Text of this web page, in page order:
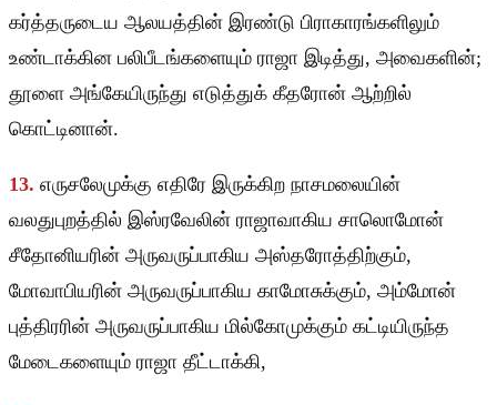
கர்த்தருடைய ஆலயத்தின் இரண்டு பிராகாரங்களிலும்
உண்டாக்கின பலிபீடங்களையும் ராஜா இடித்து, அவைகளின்;
தூளை அங்கேயிருந்து எடுத்துக் கீதரோன் ஆற்றில்
கொட்டினான்.
13. எருசலேமுக்கு எதிரே இருக்கிற நாசமலையின்
வலதுபுறத்தில் இஸ்ரவேலின் ராஜாவாகிய சாலொமோன்
சீதோனியரின் அருவருப்பாகிய அஸ்தரோத்திற்கும்,
மோவாபியரின் அருவருப்பாகிய காமோசுக்கும், அம்மோன்
புத்திரரின் அருவருப்பாகிய மில்கோமுக்கும் கட்டியிருந்த
மேடைகளையும் ராஜா தீட்டாக்கி,